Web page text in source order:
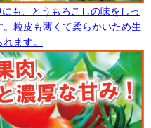
も、とうもろこしの味をしっ
粒皮も薄くて柔らかいため生
ます。